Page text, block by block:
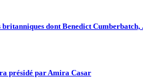
dont Benedict Cumberbatch,
présidé par Amira Casar